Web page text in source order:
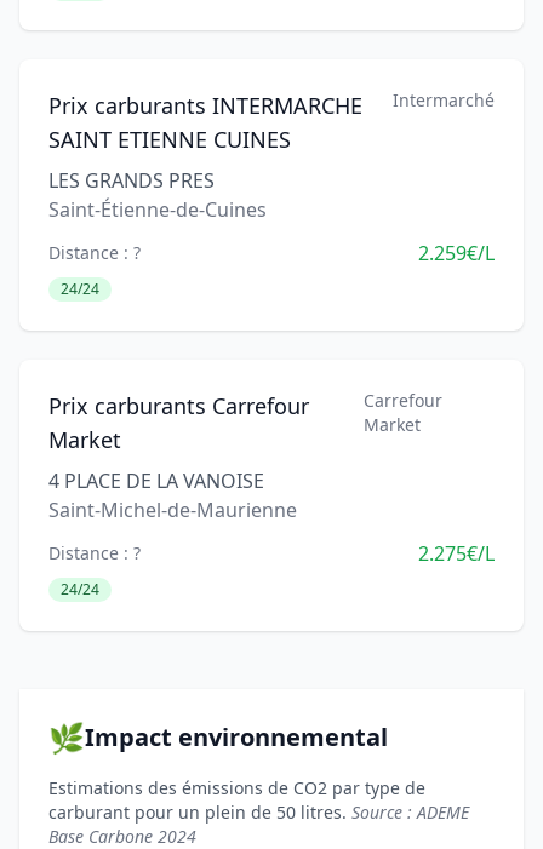
Prix carburants INTERMARCHE
SAINT ETIENNE CUINES
Intermarché
LES GRANDS PRES
Saint-Étienne-de-Cuines
Distance : ? 2.259€/L
24/24
Prix carburants Carrefour
Market
Carrefour
Market
4 PLACE DE LA VANOISE
Saint-Michel-de-Maurienne
Distance : ? 2.275€/L
24/24
🌿Impact environnemental
Estimations des émissions de CO2 par type de
carburant pour un plein de 50 litres. Source : ADEME
Base Carbone 2024